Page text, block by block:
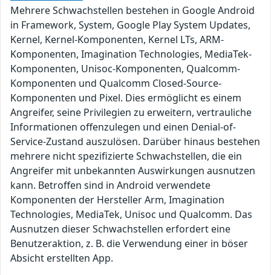
Mehrere Schwachstellen bestehen in Google Android
in Framework, System, Google Play System Updates,
Kernel, Kernel-Komponenten, Kernel LTs, ARM-
Komponenten, Imagination Technologies, MediaTek-
Komponenten, Unisoc-Komponenten, Qualcomm-
Komponenten und Qualcomm Closed-Source-
Komponenten und Pixel. Dies ermöglicht es einem
Angreifer, seine Privilegien zu erweitern, vertrauliche
Informationen offenzulegen und einen Denial-of-
Service-Zustand auszulösen. Darüber hinaus bestehen
mehrere nicht spezifizierte Schwachstellen, die ein
Angreifer mit unbekannten Auswirkungen ausnutzen
kann. Betroffen sind in Android verwendete
Komponenten der Hersteller Arm, Imagination
Technologies, MediaTek, Unisoc und Qualcomm. Das
Ausnutzen dieser Schwachstellen erfordert eine
Benutzeraktion, z. B. die Verwendung einer in böser
Absicht erstellten App.